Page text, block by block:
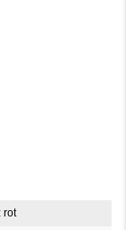
rot